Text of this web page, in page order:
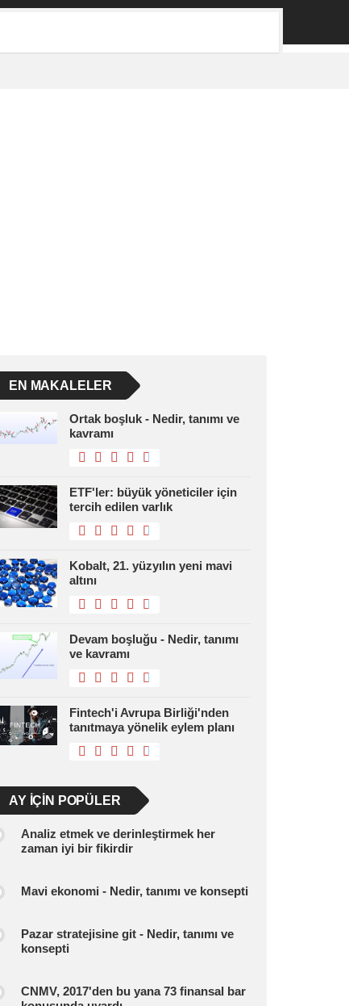
EN MAKALELER
Ortak boşluk - Nedir, tanımı ve
kavramı
ETF'ler: büyük yöneticiler için
tercih edilen varlık
Kobalt, 21. yüzyılın yeni mavi
altını
Devam boşluğu - Nedir, tanımı
ve kavramı
Fintech'i Avrupa Birliği'nden
tanıtmaya yönelik eylem planı
AY IÇIN POPÜLER
Analiz etmek ve derinleştirmek her
zaman iyi bir fikirdir
Mavi ekonomi - Nedir, tanımı ve konsepti
Pazar stratejisine git - Nedir, tanımı ve
konsepti
CNMV, 2017'den bu yana 73 finansal bar